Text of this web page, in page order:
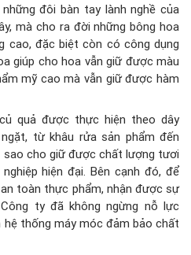
đôi bàn tay lành nghề của
mà cho ra đời những bông hoa
cao, đặc biệt còn có công dụng
giúp cho hoa vẫn giữ được màu
mỹ cao mà vẫn giữ được hàm
quả được thực hiện theo dây
từ khâu rửa sản phẩm đến
sao cho giữ được chất lượng tươi
hiện đại. Bên cạnh đó, để
toàn thực phẩm, nhận được sự
ty đã không ngừng nỗ lực
thống máy móc đảm bảo chất